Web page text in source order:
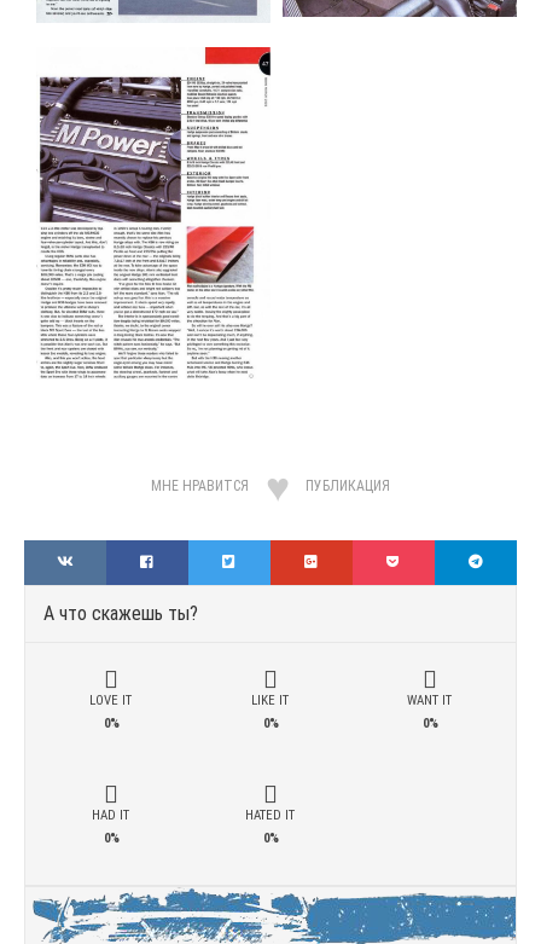
МНЕ НРАВИТСЯ ПУБЛИКАЦИЯ
А что скажешь ты?
LOVE IT
0%
LIKE IT
0%
WANT IT
0%
HAD IT
0%
HATED IT
0%